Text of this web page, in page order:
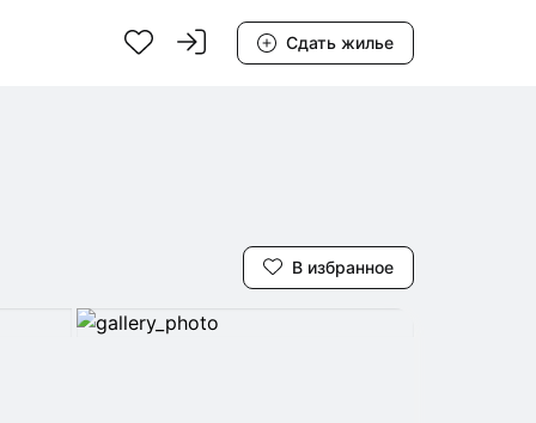
Сдать жилье
В избранное